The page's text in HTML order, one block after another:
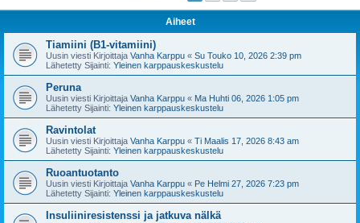
Aiheet
Tiamiini (B1-vitamiini)
Uusin viesti Kirjoittaja Vanha Karppu « Su Touko 10, 2026 2:39 pm
Lähetetty Sijainti: Yleinen karppauskeskustelu
Peruna
Uusin viesti Kirjoittaja Vanha Karppu « Ma Huhti 06, 2026 1:05 pm
Lähetetty Sijainti: Yleinen karppauskeskustelu
Ravintolat
Uusin viesti Kirjoittaja Vanha Karppu « Ti Maalis 17, 2026 8:43 am
Lähetetty Sijainti: Yleinen karppauskeskustelu
Ruoantuotanto
Uusin viesti Kirjoittaja Vanha Karppu « Pe Helmi 27, 2026 7:23 pm
Lähetetty Sijainti: Yleinen karppauskeskustelu
Insuliiniresistenssi ja jatkuva nälkä